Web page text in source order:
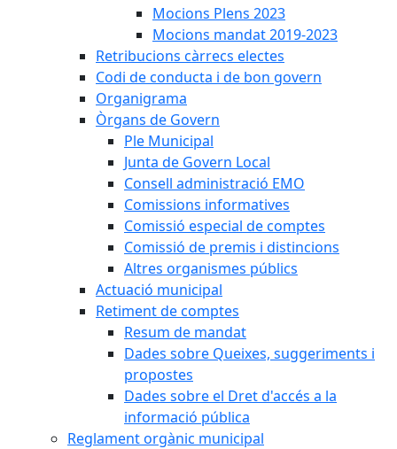
Mocions Plens 2023
Mocions mandat 2019-2023
Retribucions càrrecs electes
Codi de conducta i de bon govern
Organigrama
Òrgans de Govern
Ple Municipal
Junta de Govern Local
Consell administració EMO
Comissions informatives
Comissió especial de comptes
Comissió de premis i distincions
Altres organismes públics
Actuació municipal
Retiment de comptes
Resum de mandat
Dades sobre Queixes, suggeriments i
propostes
Dades sobre el Dret d'accés a la
informació pública
Reglament orgànic municipal